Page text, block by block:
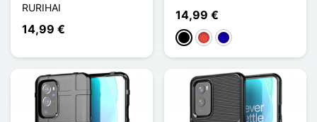
RURIHAI
14,99 €
14,99 €
Schwarz
Rot Dunkelblau